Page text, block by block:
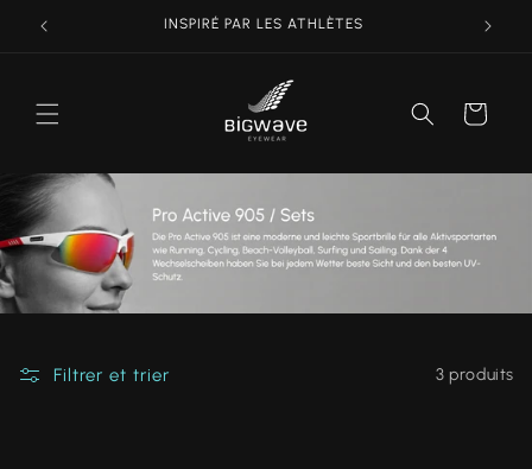
passer
INSPIRÉ PAR LES ATHLÈTES
Panier
Filtrer et trier 3 produits